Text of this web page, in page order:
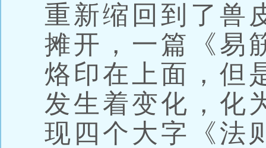
重新缩回到了兽
摊开，一篇《易
烙印在上面，但
发生着变化，化
现四个大字《法